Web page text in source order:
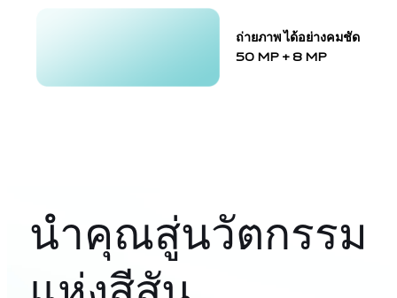
ถ่ายภาพ ได้อย่างคมชัด
50 MP + 8 MP
นำคุณสู่นวัตกรรม